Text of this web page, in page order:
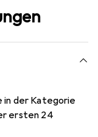
in der Kategorie
ersten 24